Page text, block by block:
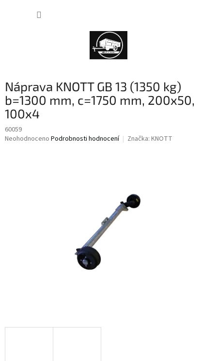
Náprava KNOTT GB 13 (1350 kg)
b=1300 mm, c=1750 mm, 200x50,
100x4
60059
Průměrné
Neohodnoceno Podrobnosti hodnocení Značka: KNOTT